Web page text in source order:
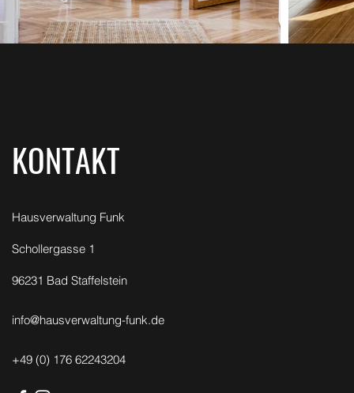
KONTAKT
Hausverwaltung Funk
Schollergasse 1
96231 Bad Staffelstein
info@hausverwaltung-funk.de
+49 (0) 176 62243204